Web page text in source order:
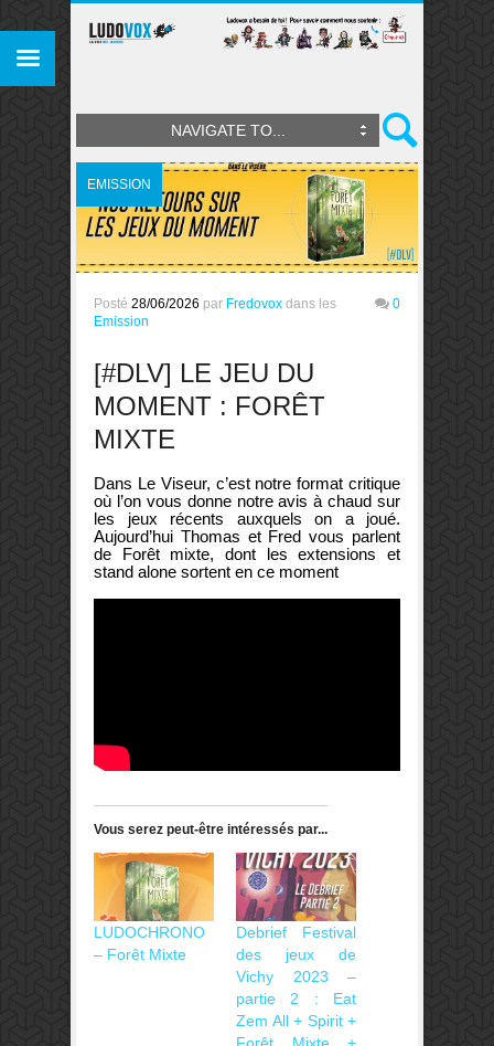
NAVIGATE TO...
EMISSION
Posté 28/06/2026 par Fredovox dans les
Emission
0
[#DLV] LE JEU DU
MOMENT : FORÊT
MIXTE
Dans Le Viseur, c’est notre format critique
où l’on vous donne notre avis à chaud sur
les jeux récents auxquels on a joué.
Aujourd’hui Thomas et Fred vous parlent
de Forêt mixte, dont les extensions et
stand alone sortent en ce moment
Vous serez peut-être intéressés par...
LUDOCHRONO
– Forêt Mixte
Debrief Festival
des jeux de
Vichy 2023 –
partie 2 : Eat
Zem All + Spirit +